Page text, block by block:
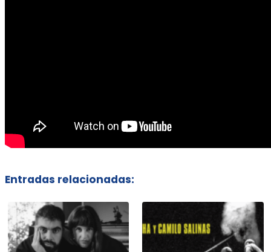
Entradas relacionadas: